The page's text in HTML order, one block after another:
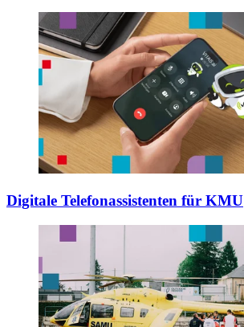
Digitale Telefonassistenten für KMU